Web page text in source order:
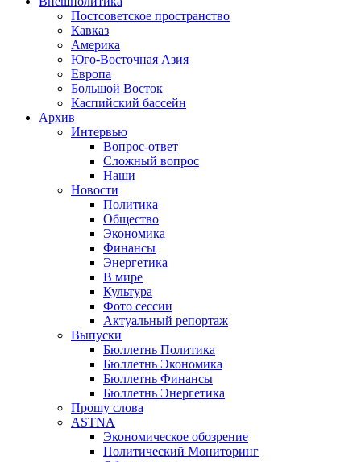
Постсоветское пространство
Кавказ
Америка
Юго-Восточная Азия
Европа
Большой Восток
Каспийский бассейн
Архив
Интервью
Вопрос-ответ
Сложный вопрос
Наши
Новости
Политика
Общество
Экономика
Финансы
Энергетика
В мире
Культура
Фото сессии
Актуальный репортаж
Выпуски
Бюллетнь Политика
Бюллетнь Экономика
Бюллетнь Финансы
Бюллетнь Энергетика
Прошу слова
ASTNA
Экономическое обозрение
Политический Мониторинг